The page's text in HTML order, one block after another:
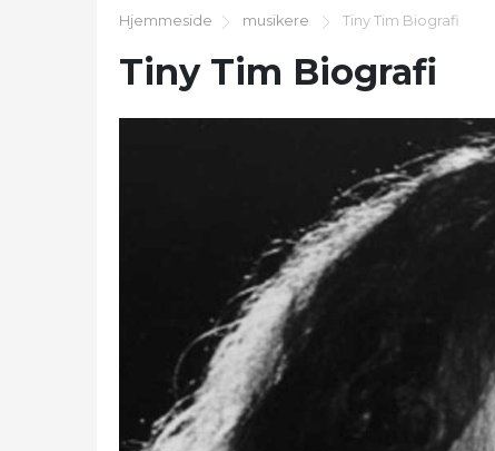
Hjemmeside musikere Tiny Tim Biografi
Tiny Tim Biografi